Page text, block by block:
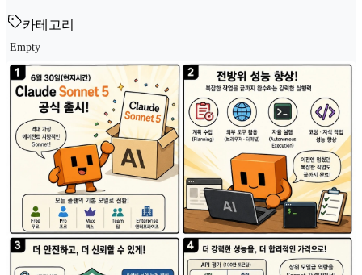
카테고리
Empty